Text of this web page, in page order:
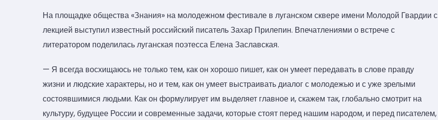
На площадке общества «Знания» на молодежном фестивале в луганском сквере имени Молодой Гвардии с
лекцией выступил известный российский писатель Захар Прилепин. Впечатлениями о встрече с
литератором поделилась луганская поэтесса Елена Заславская.
— Я всегда восхищаюсь не только тем, как он хорошо пишет, как он умеет передавать в слове правду
жизни и людские характеры, но и тем, как он умеет выстраивать диалог с молодежью и с уже зрелыми
состоявшимися людьми. Как он формулирует им выделяет главное и, скажем так, глобально смотрит на
культуру, будущее России и современные задачи, которые стоят перед нашим народом, и перед писателем,